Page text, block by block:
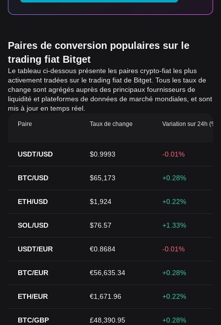
Paires de conversion populaires sur le
trading fiat Bitget
Le tableau ci-dessous présente les paires crypto-fiat les plus
activement tradées sur le trading fiat de Bitget. Tous les taux de
change sont agrégés auprès des principaux fournisseurs de
liquidité et plateformes de données de marché mondiales, et sont
mis à jour en temps réel.
Paire Taux de change Variation sur 24h (%)
USDT/USD $0.9993 -0.01%
BTC/USD $65,173 +0.28%
ETH/USD $1,924 +0.22%
SOL/USD $76.57 +1.33%
USDT/EUR €0.8684 -0.01%
BTC/EUR €56,635.34 +0.28%
ETH/EUR €1,671.96 +0.22%
BTC/GBP £48,390.95 +0.28%